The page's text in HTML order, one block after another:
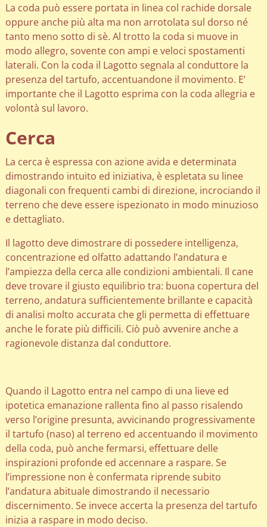
La coda può essere portata in linea col rachide dorsale
oppure anche più alta ma non arrotolata sul dorso né
tanto meno sotto di sè. Al trotto la coda si muove in
modo allegro, sovente con ampi e veloci spostamenti
laterali. Con la coda il Lagotto segnala al conduttore la
presenza del tartufo, accentuandone il movimento. E’
importante che il Lagotto esprima con la coda allegria e
volontà sul lavoro.
Cerca
La cerca è espressa con azione avida e determinata
dimostrando intuito ed iniziativa, è espletata su linee
diagonali con frequenti cambi di direzione, incrociando il
terreno che deve essere ispezionato in modo minuzioso
e dettagliato.
Il lagotto deve dimostrare di possedere intelligenza,
concentrazione ed olfatto adattando l’andatura e
l’ampiezza della cerca alle condizioni ambientali. Il cane
deve trovare il giusto equilibrio tra: buona copertura del
terreno, andatura sufficientemente brillante e capacità
di analisi molto accurata che gli permetta di effettuare
anche le forate più difficili. Ciò può avvenire anche a
ragionevole distanza dal conduttore.
Quando il Lagotto entra nel campo di una lieve ed
ipotetica emanazione rallenta fino al passo risalendo
verso l’origine presunta, avvicinando progressivamente
il tartufo (naso) al terreno ed accentuando il movimento
della coda, può anche fermarsi, effettuare delle
inspirazioni profonde ed accennare a raspare. Se
l’impressione non è confermata riprende subito
l’andatura abituale dimostrando il necessario
discernimento. Se invece accerta la presenza del tartufo
inizia a raspare in modo deciso.